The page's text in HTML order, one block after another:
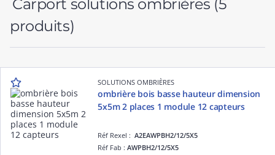
Carport solutions ombrières (5
produits)
SOLUTIONS OMBRIÈRES
ombrière bois basse hauteur dimension
5x5m 2 places 1 module 12 capteurs
Réf Rexel :A2EAWPBH2/12/5X5
Réf Fab :AWPBH2/12/5X5